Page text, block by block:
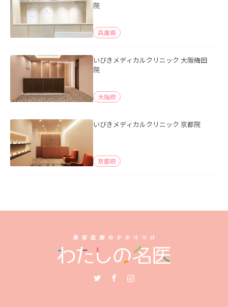
院
兵庫県
いびきメディカルクリニック 大阪梅田
院
大阪府
いびきメディカルクリニック 京都院
京都府